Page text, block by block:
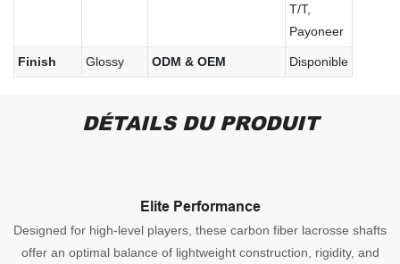
T/T,
Payoneer
Finish Glossy ODM & OEM Disponible
DÉTAILS DU PRODUIT
Elite Performance
Designed for high-level players, these carbon fiber lacrosse shafts
offer an optimal balance of lightweight construction, rigidity, and